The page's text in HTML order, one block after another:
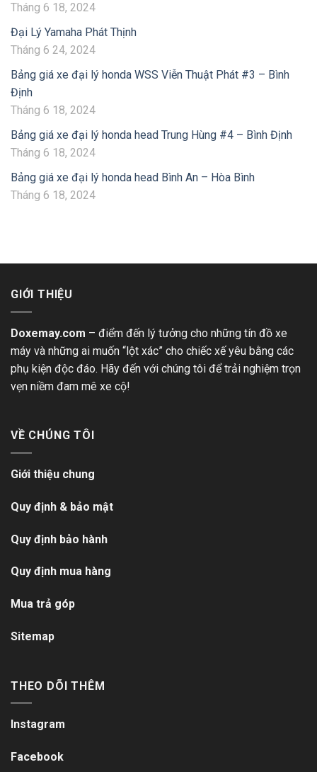
Tháng 6 18, 2024
Đại Lý Yamaha Phát Thịnh
Tháng 6 24, 2024
Bảng giá xe đại lý honda WSS Viễn Thuật Phát #3 – Bình
Định
Tháng 6 18, 2024
Bảng giá xe đại lý honda head Trung Hùng #4 – Bình Định
Tháng 6 18, 2024
Bảng giá xe đại lý honda head Bình An – Hòa Bình
Tháng 6 18, 2024
GIỚI THIỆU
Doxemay.com – điểm đến lý tưởng cho những tín đồ xe
máy và những ai muốn “lột xác” cho chiếc xế yêu bằng các
phụ kiện độc đáo. Hãy đến với chúng tôi để trải nghiệm trọn
vẹn niềm đam mê xe cộ!
VỀ CHÚNG TÔI
Giới thiệu chung
Quy định & bảo mật
Quy định bảo hành
Quy định mua hàng
Mua trả góp
Sitemap
THEO DÕI THÊM
Instagram
Facebook